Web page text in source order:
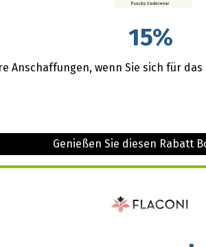
15%
Anschaffungen, wenn Sie sich für
Genießen Sie diesen Rabatt